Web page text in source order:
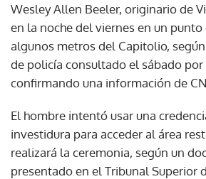
Wesley Allen Beeler, originario de
en la noche del viernes en un
algunos metros del Capitolio,
de policía consultado el sábado por
confirmando una información de
El hombre intentó usar una
investidura para acceder al área
realizará la ceremonia, según un
presentado en el Tribunal Superior